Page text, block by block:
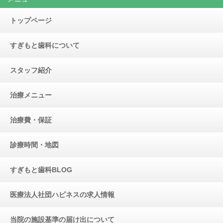
トップページ
すぎもと歯科について
スタッフ紹介
治療メニュー
治療費・保証
診療時間・地図
すぎもと歯科BLOG
医療法人社団ハピネスの求人情報
当院の施設基準の届け出について